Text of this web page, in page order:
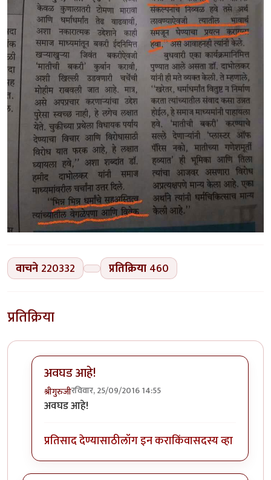
वाचने 220332 प्रतिक्रिया 460
प्रतिक्रिया
अवघड आहे!
श्रीगुरुजीरविवार, 25/09/2016 14:55
In reply to
अवघड आहे!
प्रतिसाद देण्यासाठीलॉग इन कराकिंवासदस्य व्हा